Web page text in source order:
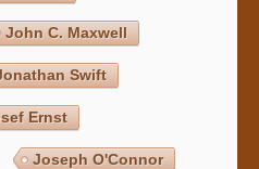
John C. Maxwell
Swift
Ernst
Joseph O'Connor